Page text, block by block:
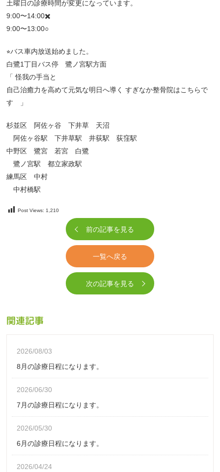
土曜日の診療時間が変更になっています。
9:00〜14:00✖️
9:00〜13:00○
⭐︎バス車内放送始めました。
白鷺1丁目バス停 鷺ノ宮駅方面
「 怪我の手当と
自己治癒力を高めて元気な明日へ導く すぎなか整骨院はこちらで
す 」
杉並区 阿佐ヶ谷 下井草 天沼
阿佐ヶ谷駅 下井草駅 井荻駅 荻窪駅
中野区 鷺宮 若宮 白鷺
鷺ノ宮駅 都立家政駅
練馬区 中村
中村橋駅
Post Views: 1,210
前の記事を見る
一覧へ戻る
次の記事を見る
関連記事
2026/08/03
8月の診療日程になります。
2026/06/30
7月の診療日程になります。
2026/05/30
6月の診療日程になります。
2026/04/24